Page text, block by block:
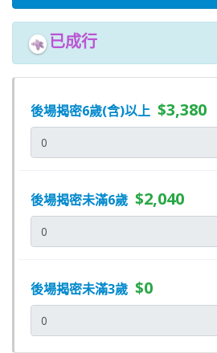
已成行
後場揭密6歲(含)以上 $3,380
後場揭密未滿6歲 $2,040
後場揭密未滿3歲 $0